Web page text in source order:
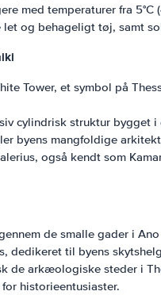
med temperaturer fra
og behageligt tøj, samt
Tower, et symbol på
cylindrisk struktur
byens mangfoldige
også kendt som
de smalle gader i
dedikeret til byens
de arkæologiske steder i
historieentusiaster.